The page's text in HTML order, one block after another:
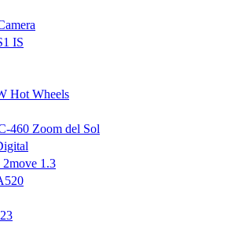
IS
Hot Wheels
460 Zoom del Sol
1.3